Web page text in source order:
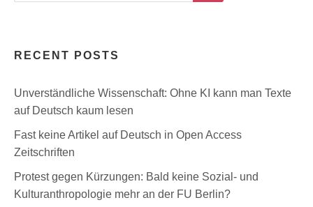
Search
RECENT POSTS
Unverständliche Wissenschaft: Ohne KI kann man Texte
auf Deutsch kaum lesen
Fast keine Artikel auf Deutsch in Open Access
Zeitschriften
Protest gegen Kürzungen: Bald keine Sozial- und
Kulturanthropologie mehr an der FU Berlin?